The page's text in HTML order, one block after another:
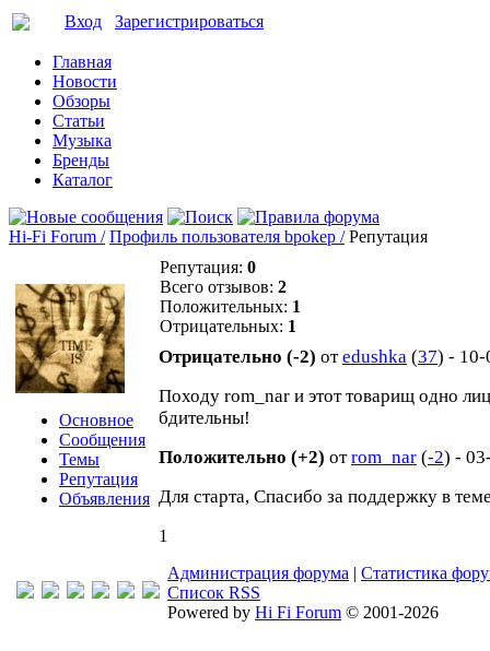
Вход Зарегистрироваться
Главная
Новости
Обзоры
Статьи
Музыка
Бренды
Каталог
Hi-Fi Forum / Профиль пользователя bpokep / Репутация
Основное
Сообщения
Темы
Репутация
Объявления
Репутация: 0
Всего отзывов: 2
Положительных: 1
Отрицательных: 1
Отрицательно (-2) отedushka (37) - 10-
Походу rom_nar и этот товарищ одно
бдительны!
Положительно (+2) отrom_nar (-2) -
Для старта, Спасибо за поддержку в
1
Администрация форума | Статистика
Список RSS
Powered by Hi Fi Forum © 2001-2026